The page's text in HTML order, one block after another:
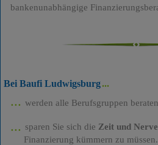
bankenunabhängige
Bei Baufi Ludwigsburg
werden alle Berufsgruppen
sparen Sie sich die Zeit und
Finanzierung kümmern zu müssen.